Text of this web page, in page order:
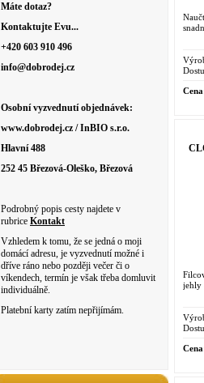
Máte dotaz?
Kontaktujte Evu...
+420 603 910 496
info@dobrodej.cz
Osobní vyzvednutí objednávek:
www.dobrodej.cz / InBIO s.r.o.
Hlavní 488
252 45 Březová-Oleško, Březová
Podrobný popis cesty najdete v
rubrice Kontakt
Vzhledem k tomu, že se jedná o moji
domácí adresu, je vyzvednutí možné i
dříve ráno nebo později večer či o
víkendech, termín je však třeba domluvit
individuálně.
Platební karty zatím nepřijímám.
jehly